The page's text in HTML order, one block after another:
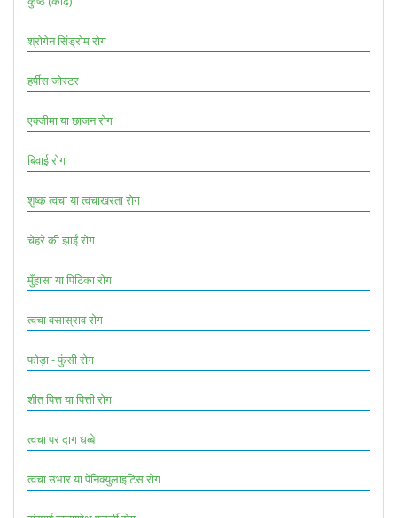
श्रोगेन सिंड्रोम रोग
हर्पीस जोस्टर
एक्जीमा या छाजन रोग
बिवाई रोग
शुष्क त्वचा या त्वचाखरता रोग
चेहरे की झाईं रोग
मुँहासा या पिटिका रोग
त्वचा वसास्राव रोग
फोड़ा - फुंसी रोग
शीत पित्त या पित्ती रोग
त्वचा पर दाग धब्बे
त्वचा उभार या पेनिक्युलाइटिस रोग